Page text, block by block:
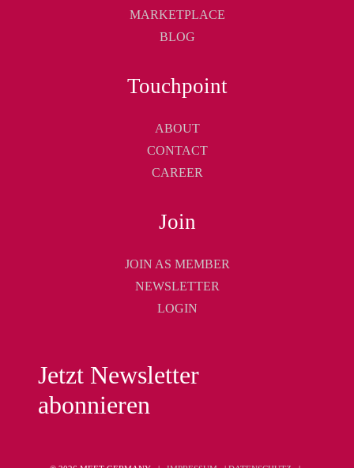
MARKETPLACE
BLOG
Touchpoint
ABOUT
CONTACT
CAREER
Join
JOIN AS MEMBER
NEWSLETTER
LOGIN
Jetzt Newsletter
abonnieren